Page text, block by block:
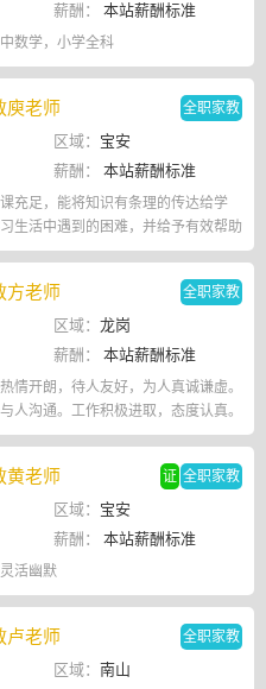
薪酬： 本站薪酬标准
数学，小学全科
庾老师 全职家教
区域： 宝安
薪酬： 本站薪酬标准
充足，能将知识有条理的传达给学
生活中遇到的困难，并给予有效帮助
方老师 全职家教
区域： 龙岗
薪酬： 本站薪酬标准
情开朗，待人友好，为人真诚谦虚。
人沟通。工作积极进取，态度认真。
黄老师 证 全职家教
区域： 宝安
薪酬： 本站薪酬标准
活幽默
卢老师 全职家教
区域： 南山